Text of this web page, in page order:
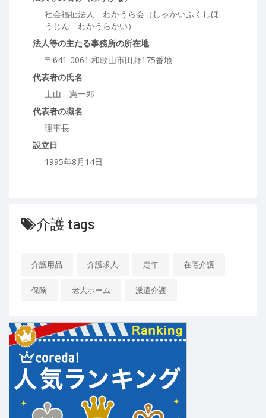
社会福祉法人 わかうら会（しゃかいふくしほ
うじん わかうらかい）
法人等の主たる事務所の所在地
〒641-0061 和歌山市田野175番地
代表者の氏名
土山 憲一郎
代表者の職名
理事長
設立日
1995年8月14日
介護 tags
介護用品 介護求人 定年 在宅介護
保険 老人ホーム 派遣介護